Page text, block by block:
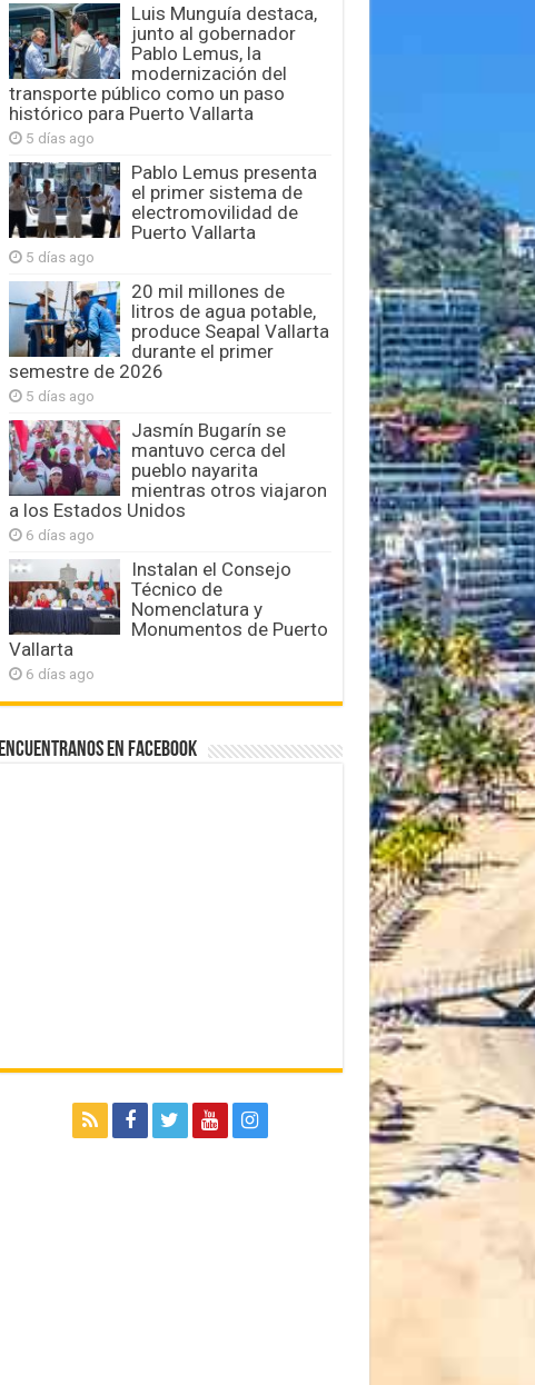
Luis Munguía destaca,
junto al gobernador
Pablo Lemus, la
modernización del
transporte público como un paso
histórico para Puerto Vallarta
5 días ago
Pablo Lemus presenta
el primer sistema de
electromovilidad de
Puerto Vallarta
5 días ago
20 mil millones de
litros de agua potable,
produce Seapal Vallarta
durante el primer
semestre de 2026
5 días ago
Jasmín Bugarín se
mantuvo cerca del
pueblo nayarita
mientras otros viajaron
a los Estados Unidos
6 días ago
Instalan el Consejo
Técnico de
Nomenclatura y
Monumentos de Puerto
Vallarta
6 días ago
Encuentranos en Facebook